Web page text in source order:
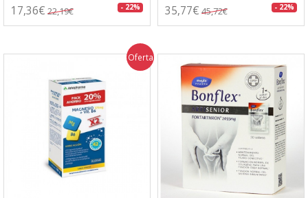
17,36€ 22,19€ - 22% 35,77€ 45,72€ - 22%
Oferta